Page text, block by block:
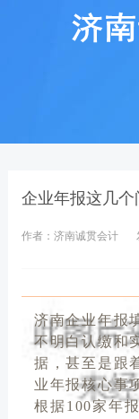
企业年报这几个
作者：济南诚贯会计
济南企业年报
不明白认缴和
据，甚至是跟
业年报核心事
根据100家年